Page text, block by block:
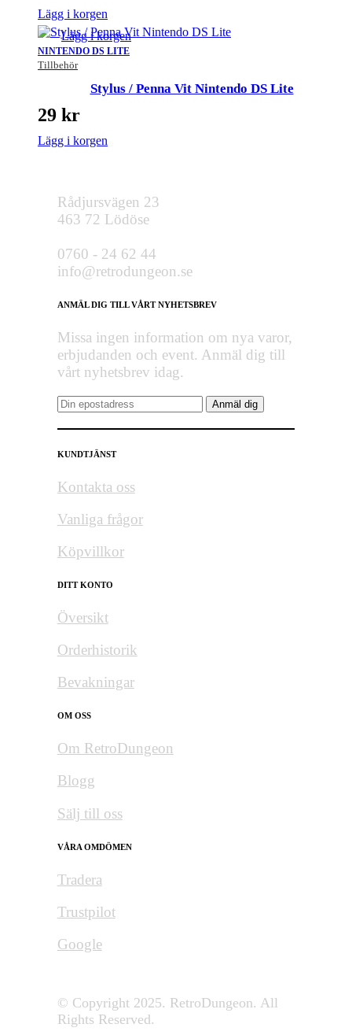
Lägg i korgen
NINTENDO DS LITE
Tillbehör
Lägg i korgen
Stylus / Penna Vit Nintendo DS Lite
29 kr
Lägg i korgen
Rådjursvägen 23
463 72 Lödöse
0760 - 24 62 44
info@retrodungeon.se
ANMÄL DIG TILL VÅRT NYHETSBREV
Missa ingen information om nya varor,
erbjudanden och event. Anmäl dig till
vårt nyhetsbrev idag.
KUNDTJÄNST
Kontakta oss
Vanliga frågor
Köpvillkor
DITT KONTO
Översikt
Orderhistorik
Bevakningar
OM OSS
Om RetroDungeon
Blogg
Sälj till oss
VÅRA OMDÖMEN
Tradera
Trustpilot
Google
© Copyright 2025. RetroDungeon. All
Rights Reserved.